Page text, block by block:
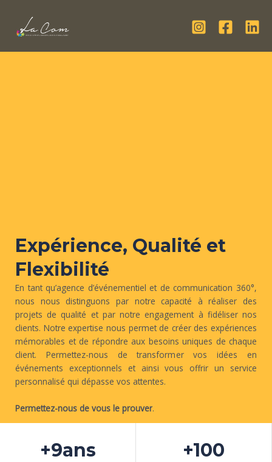
contenu
Expérience, Qualité et
Flexibilité
En tant qu’agence d’événementiel et de communication 360°,
nous nous distinguons par notre capacité à réaliser des
projets de qualité et par notre engagement à fidéliser nos
clients. Notre expertise nous permet de créer des expériences
mémorables et de répondre aux besoins uniques de chaque
client. Permettez-nous de transformer vos idées en
événements exceptionnels et ainsi vous offrir un service
personnalisé qui dépasse vos attentes.
Permettez-nous de vous le prouver.
+9ans +100